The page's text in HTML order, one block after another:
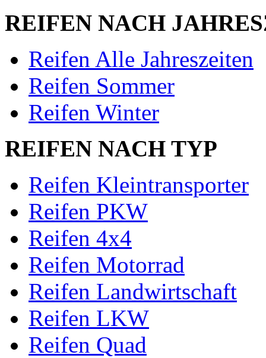
REIFEN NACH
Reifen Alle Jahreszeiten
Reifen Sommer
Reifen Winter
REIFEN NACH TYP
Reifen Kleintransporter
Reifen PKW
Reifen 4x4
Reifen Motorrad
Reifen Landwirtschaft
Reifen LKW
Reifen Quad